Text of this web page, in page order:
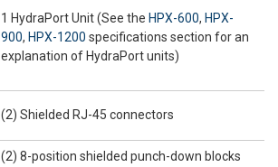
1 HydraPort Unit (See the HPX-600, HPX-
900, HPX-1200 specifications section for an
explanation of HydraPort units)
(2) Shielded RJ-45 connectors
(2) 8-position shielded punch-down blocks